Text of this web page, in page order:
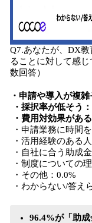
Q7.あなたが、DX
ることに対して感
数回答）
・申請や導入が複
・採択率が低そう
・費用対効果があ
・申請業務に時間
・活用経験のある
・自社に合う助成
・制度についての
・その他：0.0%
・わからない/答え
96.4%が「助